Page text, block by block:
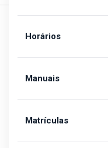
Horários
Manuais
Matrículas